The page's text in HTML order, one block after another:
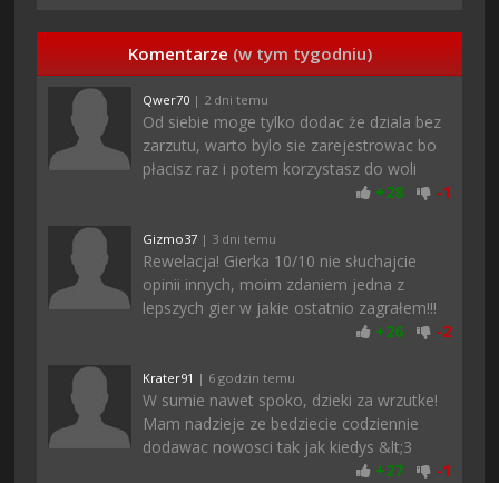
Komentarze (w tym tygodniu)
Qwer70 | 2 dni temu
Od siebie moge tylko dodac że dziala bez
zarzutu, warto bylo sie zarejestrowac bo
płacisz raz i potem korzystasz do woli
+28 -1
Gizmo37 | 3 dni temu
Rewelacja! Gierka 10/10 nie słuchajcie
opinii innych, moim zdaniem jedna z
lepszych gier w jakie ostatnio zagrałem!!!
+26 -2
Krater91 | 6 godzin temu
W sumie nawet spoko, dzieki za wrzutke!
Mam nadzieje ze bedziecie codziennie
dodawac nowosci tak jak kiedys &lt;3
+27 -1